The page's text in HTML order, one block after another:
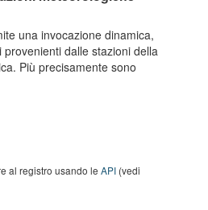
una invocazione dinamica,
dalle stazioni della
Più precisamente sono
al registro usando le API (vedi